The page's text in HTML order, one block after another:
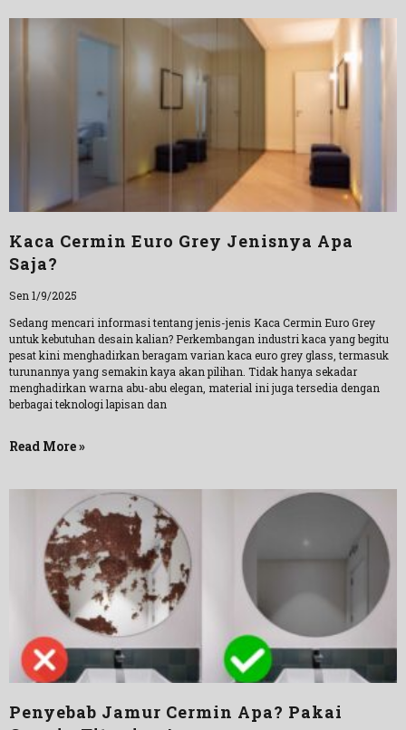
Kaca Cermin Euro Grey Jenisnya Apa
Saja?
Sen 1/9/2025
Sedang mencari informasi tentang jenis-jenis Kaca Cermin Euro Grey
untuk kebutuhan desain kalian? Perkembangan industri kaca yang begitu
pesat kini menghadirkan beragam varian kaca euro grey glass, termasuk
turunannya yang semakin kaya akan pilihan. Tidak hanya sekadar
menghadirkan warna abu-abu elegan, material ini juga tersedia dengan
berbagai teknologi lapisan dan
Read More »
Penyebab Jamur Cermin Apa? Pakai